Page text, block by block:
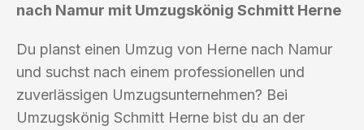
nach Namur mit Umzugskönig Schmitt Herne
Du planst einen Umzug von Herne nach Namur
und suchst nach einem professionellen und
zuverlässigen Umzugsunternehmen? Bei
Umzugskönig Schmitt Herne bist du an der